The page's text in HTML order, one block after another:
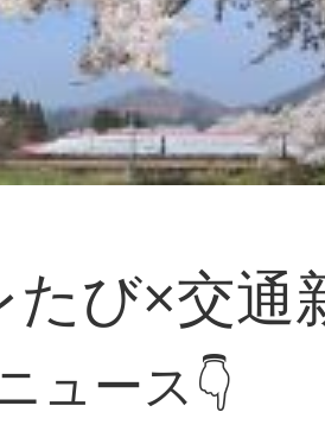
たび×交通
ュース👇